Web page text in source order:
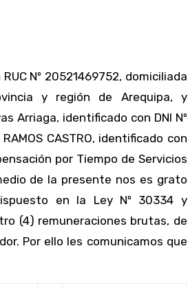
RUC Nº 20521469752, domiciliada
y región de Arequipa, y
Arriaga, identificado con DNI Nº
CASTRO, identificado con
por Tiempo de Servicios
de la presente nos es grato
en la Ley Nº 30334 y
(4) remuneraciones brutas, de
Por ello les comunicamos que